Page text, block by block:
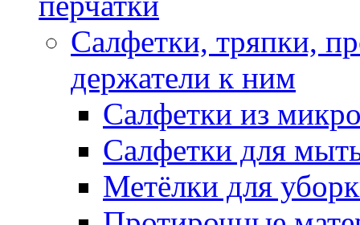
Салфетки, тряпки,
держатели к ним
Салфетки из
Салфетки для
Метёлки для